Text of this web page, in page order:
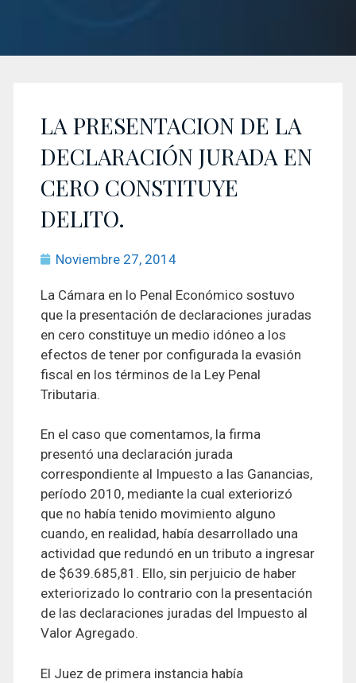
LA PRESENTACION DE LA
DECLARACIÓN JURADA EN
CERO CONSTITUYE
DELITO.
Noviembre 27, 2014
La Cámara en lo Penal Económico sostuvo
que la presentación de declaraciones juradas
en cero constituye un medio idóneo a los
efectos de tener por configurada la evasión
fiscal en los términos de la Ley Penal
Tributaria.
En el caso que comentamos, la firma
presentó una declaración jurada
correspondiente al Impuesto a las Ganancias,
período 2010, mediante la cual exteriorizó
que no había tenido movimiento alguno
cuando, en realidad, había desarrollado una
actividad que redundó en un tributo a ingresar
de $639.685,81. Ello, sin perjuicio de haber
exteriorizado lo contrario con la presentación
de las declaraciones juradas del Impuesto al
Valor Agregado.
El Juez de primera instancia había